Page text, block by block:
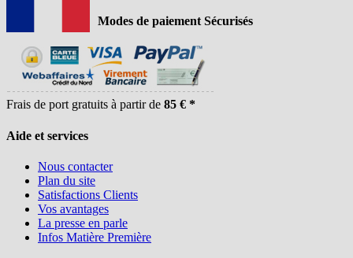
Modes de paiement Sécurisés
Frais de port gratuits à partir de 85 € *
Aide et services
Nous contacter
Plan du site
Satisfactions Clients
Vos avantages
La presse en parle
Infos Matière Première